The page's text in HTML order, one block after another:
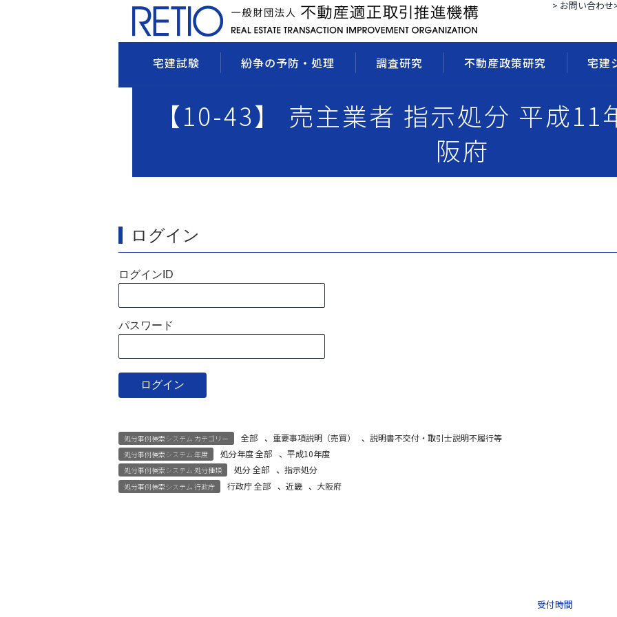
> お問い合わせ
宅建試験 紛争の予防・処理 調査研究 不動産政策研究 宅建
【10-43】 売主業者 指示処分 平成11
阪府
ログイン
ログインID
パスワード
処分事例検索システム カテゴリー 全部 、 重要事項説明（売買） 、説明書不交付・取引士説明不履行等
処分事例検索システム 年度 処分年度 全部 、 平成10年度
処分事例検索システム 処分種類 処分 全部 、 指示処分
処分事例検索システム 行政庁 行政庁 全部 、 近畿 、 大阪府
受付時間